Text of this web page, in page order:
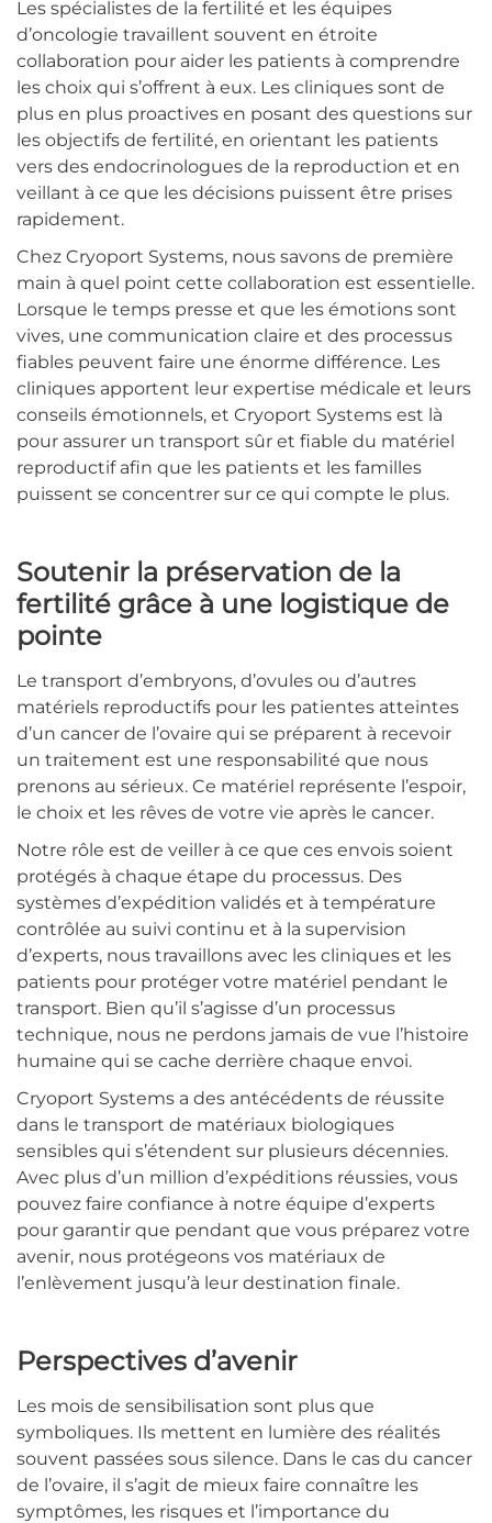
Les spécialistes de la fertilité et les équipes
d’oncologie travaillent souvent en étroite
collaboration pour aider les patients à comprendre
les choix qui s’offrent à eux. Les cliniques sont de
plus en plus proactives en posant des questions sur
les objectifs de fertilité, en orientant les patients
vers des endocrinologues de la reproduction et en
veillant à ce que les décisions puissent être prises
rapidement.
Chez Cryoport Systems, nous savons de première
main à quel point cette collaboration est essentielle.
Lorsque le temps presse et que les émotions sont
vives, une communication claire et des processus
fiables peuvent faire une énorme différence. Les
cliniques apportent leur expertise médicale et leurs
conseils émotionnels, et Cryoport Systems est là
pour assurer un transport sûr et fiable du matériel
reproductif afin que les patients et les familles
puissent se concentrer sur ce qui compte le plus.
Soutenir la préservation de la
fertilité grâce à une logistique de
pointe
Le transport d’embryons, d’ovules ou d’autres
matériels reproductifs pour les patientes atteintes
d’un cancer de l’ovaire qui se préparent à recevoir
un traitement est une responsabilité que nous
prenons au sérieux. Ce matériel représente l’espoir,
le choix et les rêves de votre vie après le cancer.
Notre rôle est de veiller à ce que ces envois soient
protégés à chaque étape du processus. Des
systèmes d’expédition validés et à température
contrôlée au suivi continu et à la supervision
d’experts, nous travaillons avec les cliniques et les
patients pour protéger votre matériel pendant le
transport. Bien qu’il s’agisse d’un processus
technique, nous ne perdons jamais de vue l’histoire
humaine qui se cache derrière chaque envoi.
Cryoport Systems a des antécédents de réussite
dans le transport de matériaux biologiques
sensibles qui s’étendent sur plusieurs décennies.
Avec plus d’un million d’expéditions réussies, vous
pouvez faire confiance à notre équipe d’experts
pour garantir que pendant que vous préparez votre
avenir, nous protégeons vos matériaux de
l’enlèvement jusqu’à leur destination finale.
Perspectives d’avenir
Les mois de sensibilisation sont plus que
symboliques. Ils mettent en lumière des réalités
souvent passées sous silence. Dans le cas du cancer
de l’ovaire, il s’agit de mieux faire connaître les
symptômes, les risques et l’importance du